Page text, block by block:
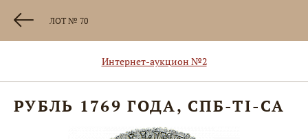
ЛОТ № 70
Интернет-аукцион №2
РУБЛЬ 1769 ГОДА, СПБ-ТI-СА